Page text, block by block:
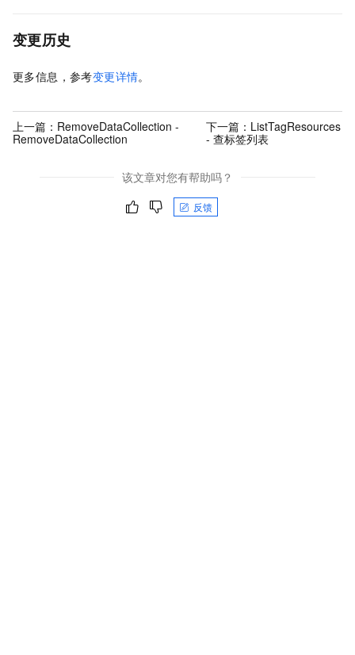
变更历史
更多信息，参考变更详情。
上一篇： RemoveDataCollection -
RemoveDataCollection
下一篇： ListTagResources
- 查标签列表
该文章对您有帮助吗？
反馈